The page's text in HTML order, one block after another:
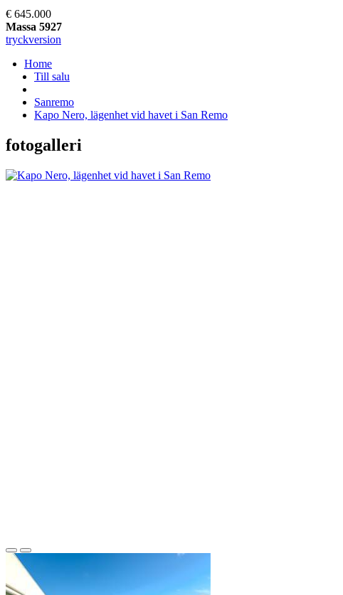
€ 645.000
Massa 5927
tryckversion
Home
Till salu
Sanremo
Kapo Nero, lägenhet vid havet i San Remo
fotogalleri